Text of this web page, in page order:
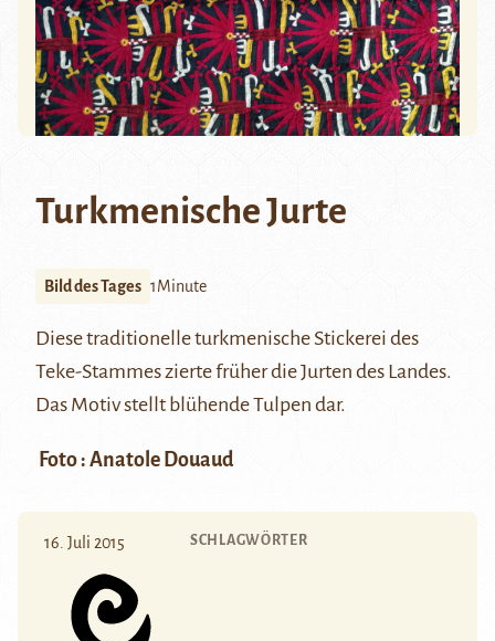
Turkmenische Jurte
Bild des Tages 1Minute
Diese traditionelle turkmenische Stickerei des
Teke-Stammes zierte früher die Jurten des Landes.
Das Motiv stellt blühende Tulpen dar.
Foto : Anatole Douaud
16. Juli 2015 SCHLAGWÖRTER